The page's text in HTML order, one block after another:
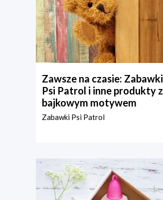
Zawsze na czasie: Zabawki
Psi Patrol i inne produkty z
bajkowym motywem
Zabawki Psi Patrol